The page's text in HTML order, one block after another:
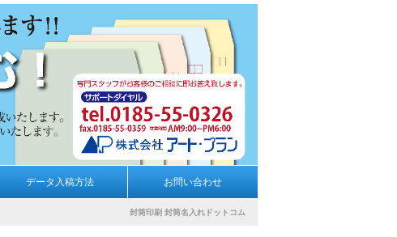
データ入稿方法 お問い合わせ
封筒印刷 封筒名入れドットコム